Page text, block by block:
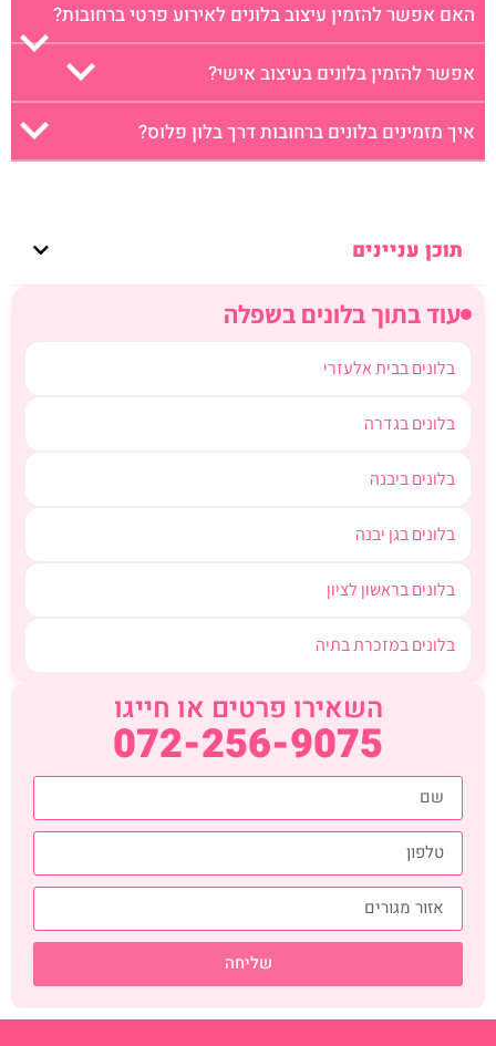
תוכן עניינים
עוד בתוך בלונים בשפלה
בלונים בבית אלעזרי
בלונים בגדרה
בלונים ביבנה
בלונים בגן יבנה
בלונים בראשון לציון
בלונים במזכרת בתיה
השאירו פרטים או חייגו
072-256-9075
שליחה
האם אפשר להזמין עיצוב בלונים לאירוע פרטי ברחובות?
אפשר להזמין בלונים בעיצוב אישי?
איך מזמינים בלונים ברחובות דרך בלון פלוס?